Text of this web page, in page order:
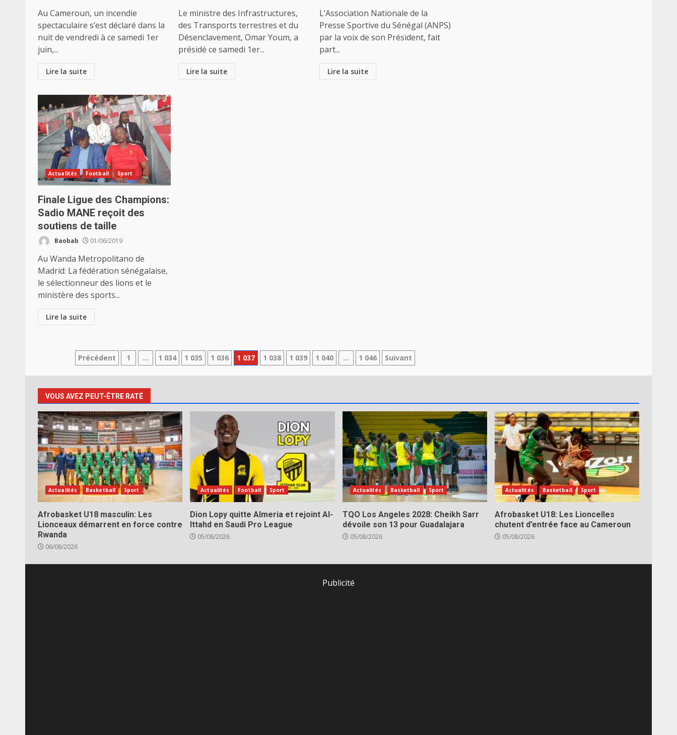
Au Cameroun, un incendie
spectaculaire s’est déclaré dans la
nuit de vendredi à ce samedi 1er
juin,...
Lire la suite
Le ministre des Infrastructures,
des Transports terrestres et du
Désenclavement, Omar Youm, a
présidé ce samedi 1er...
Lire la suite
L’Association Nationale de la
Presse Sportive du Sénégal (ANPS)
par la voix de son Président, fait
part...
Lire la suite
Actualités Football Sport
Finale Ligue des Champions:
Sadio MANE reçoit des
soutiens de taille
Baobab 01/06/2019
Au Wanda Metropolitano de
Madrid: La fédération sénégalaise,
le sélectionneur des lions et le
ministère des sports...
Lire la suite
Pagination
des
publications
Précédent 1 … 1 034 1 035 1 036 1 037 1 038 1 039 1 040 … 1 046 Suivant
VOUS AVEZ PEUT-ÊTRE RATÉ
Actualités Basketball Sport
Afrobasket U18 masculin: Les
Lionceaux démarrent en force contre
Rwanda
06/08/2026
Actualités Football Sport
Dion Lopy quitte Almeria et rejoint Al-
Ittahd en Saudi Pro League
05/08/2026
Actualités Basketball Sport
TQO Los Angeles 2028: Cheikh Sarr
dévoile son 13 pour Guadalajara
05/08/2026
Actualités Basketball Sport
Afrobasket U18: Les Lioncelles
chutent d’entrée face au Cameroun
05/08/2026
Publicité